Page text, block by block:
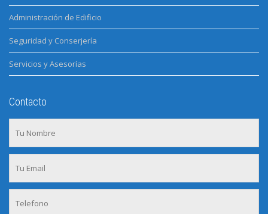
Administración de Edificio
Seguridad y Conserjería
Servicios y Asesorías
Contacto